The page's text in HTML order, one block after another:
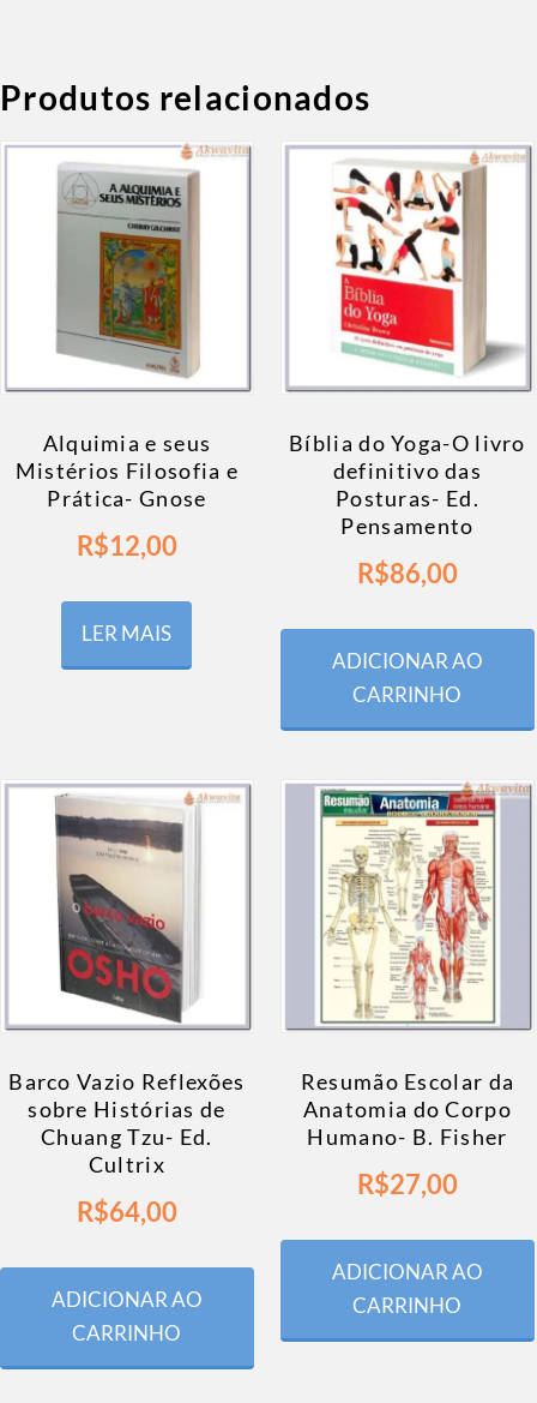
Produtos relacionados
Alquimia e seus
Mistérios Filosofia e
Prática- Gnose
R$12,00
LER MAIS
Bíblia do Yoga-O livro
definitivo das
Posturas- Ed.
Pensamento
R$86,00
ADICIONAR AO
CARRINHO
Barco Vazio Reflexões
sobre Histórias de
Chuang Tzu- Ed.
Cultrix
R$64,00
ADICIONAR AO
CARRINHO
Resumão Escolar da
Anatomia do Corpo
Humano- B. Fisher
R$27,00
ADICIONAR AO
CARRINHO